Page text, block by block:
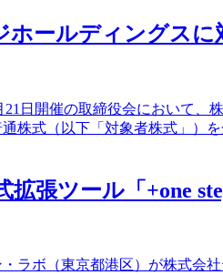
ールディングスに
日開催の取締役会において
株式（以下「対象者株式」）
張ツール「+one
ラボ（東京都港区）が株式会